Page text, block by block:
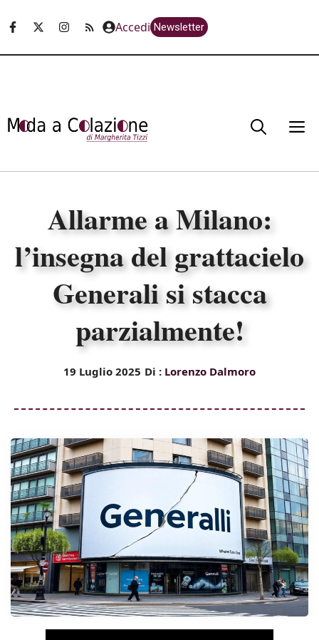
Accedi Newsletter
Allarme a Milano:
l’insegna del grattacielo
Generali si stacca
parzialmente!
19 Luglio 2025 Di : Lorenzo Dalmoro